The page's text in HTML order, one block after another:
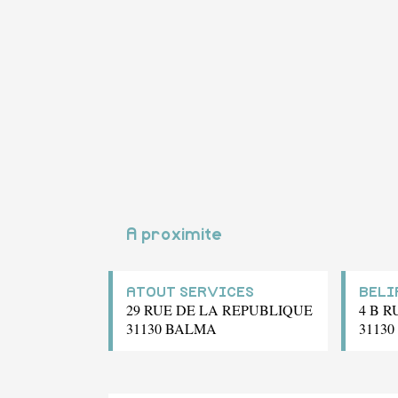
A proximite
ATOUT SERVICES
29 RUE DE LA REPUBLIQUE
31130 BALMA
4 B